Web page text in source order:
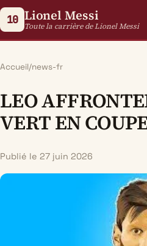
10 Lionel Messi
Toute la carrière de Lionel Messi
Accueil/news-fr
LEO
VERT EN
Publié le 27 juin 2026